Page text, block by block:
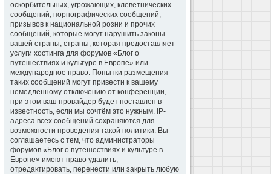
оскорбительных, угрожающих, клеветнических
сообщений, порнографических сообщений,
призывов к национальной розни и прочих
сообщений, которые могут нарушить законы
вашей страны, страны, которая предоставляет
услуги хостинга для форумов «Блог о
путешествиях и культуре в Европе» или
международное право. Попытки размещения
таких сообщений могут привести к вашему
немедленному отключению от конференции,
при этом ваш провайдер будет поставлен в
известность, если мы сочтём это нужным. IP-
адреса всех сообщений сохраняются для
возможности проведения такой политики. Вы
соглашаетесь с тем, что администраторы
форумов «Блог о путешествиях и культуре в
Европе» имеют право удалить,
отредактировать, перенести или закрыть любую